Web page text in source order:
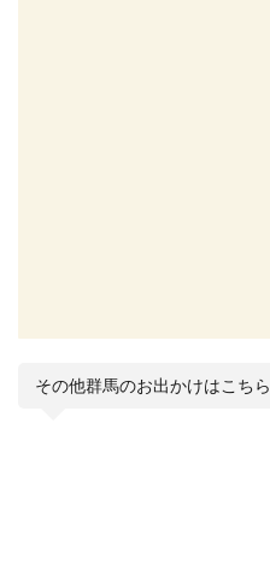
その他群馬のお出かけはこちら